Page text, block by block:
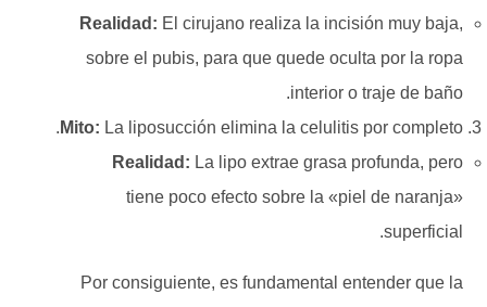
Realidad: El cirujano realiza la incisión muy baja,
sobre el pubis, para que quede oculta por la ropa
interior o traje de baño.
Mito: La liposucción elimina la celulitis por completo.
Realidad: La lipo extrae grasa profunda, pero
tiene poco efecto sobre la «piel de naranja»
superficial.
Por consiguiente, es fundamental entender que la